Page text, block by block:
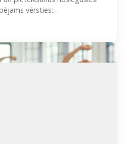
vērsties: